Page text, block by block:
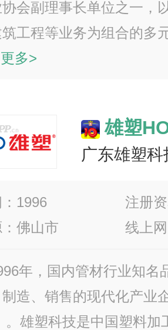
会副理事长单位之一，
工程等业务为组合的多
更多>
雄塑
广东雄塑
1996
注册
佛山市
线上
年，国内管材行业知名
造、销售的现代化产业
。雄塑科技是中国塑料加